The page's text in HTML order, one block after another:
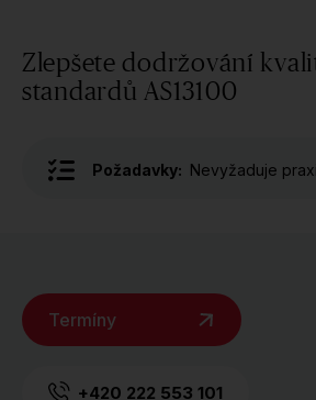
Zlepšete dodržování
standardů AS13100
Požadavky: Nevyžaduje praxi
Termíny
+420 222 553 101